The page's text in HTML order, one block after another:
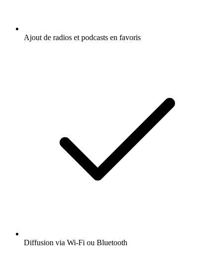
Ajout de radios et podcasts en favoris
Diffusion via Wi-Fi ou Bluetooth